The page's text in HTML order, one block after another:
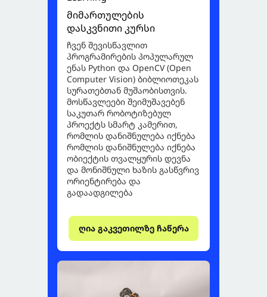
ჩვენ შევისწავლით
პროგრამირების პოპულარულ
ენას Python და OpenCV (Open
Computer Vision) ბიბლიოთეკას
სურათებთან მუშაობისთვის.
მოსწავლეები შეიმუშავებენ
საკუთარ რობოტიზებულ
პროექტს სმარტ კამერით,
რომლის დანიშნულება იქნება
რომლის დანიშნულება იქნება
ობიექტის თვალყურის დევნა
და მონიშნული ხაზის გასწვრივ
ორიენტირება და
გადაადგილება
ღია გაკვეთილზე ჩაწერა
მიმართულების
დასკვნითი კურსი